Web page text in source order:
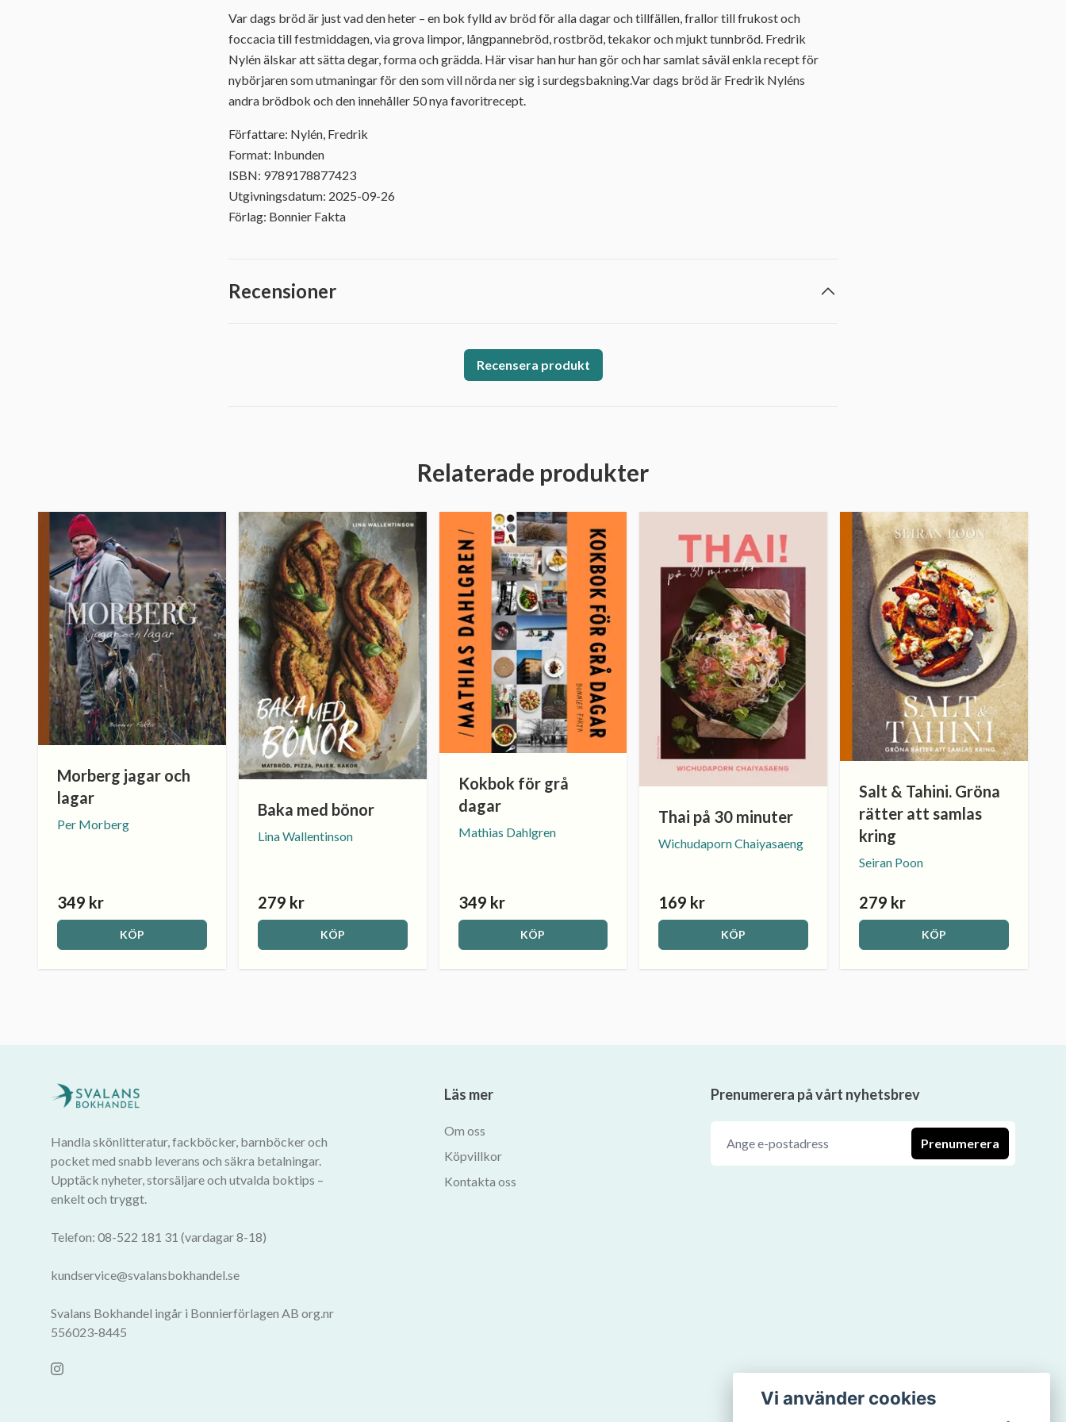
Var dags bröd är just vad den heter – en bok fylld av bröd för alla dagar och tillfällen, frallor till frukost och
foccacia till festmiddagen, via grova limpor, långpannebröd, rostbröd, tekakor och mjukt tunnbröd. Fredrik
Nylén älskar att sätta degar, forma och grädda. Här visar han hur han gör och har samlat såväl enkla recept för
nybörjaren som utmaningar för den som vill nörda ner sig i surdegsbakning.Var dags bröd är Fredrik Nyléns
andra brödbok och den innehåller 50 nya favoritrecept.
Författare: Nylén, Fredrik
Format: Inbunden
ISBN: 9789178877423
Utgivningsdatum: 2025-09-26
Förlag: Bonnier Fakta
Recensioner
Recensera produkt
Relaterade produkter
Morberg jagar och
lagar
Per Morberg
349 kr
KÖP
Baka med bönor
Lina Wallentinson
279 kr
KÖP
Kokbok för grå
dagar
Mathias Dahlgren
349 kr
KÖP
Thai på 30 minuter
Wichudaporn Chaiyasaeng
169 kr
KÖP
Salt & Tahini. Gröna
rätter att samlas
kring
Seiran Poon
279 kr
KÖP
Handla skönlitteratur, fackböcker, barnböcker och
pocket med snabb leverans och säkra betalningar.
Upptäck nyheter, storsäljare och utvalda boktips –
enkelt och tryggt.
Telefon: 08-522 181 31 (vardagar 8-18)
kundservice@svalansbokhandel.se
Svalans Bokhandel ingår i Bonnierförlagen AB org.nr
556023-8445
Läs mer
Om oss
Köpvillkor
Kontakta oss
Prenumerera på vårt nyhetsbrev
Prenumerera
Vi använder cookies